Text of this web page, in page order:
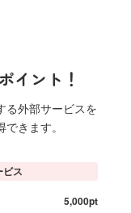
イント！
る外部サービスを
きます。
ス
5,000pt